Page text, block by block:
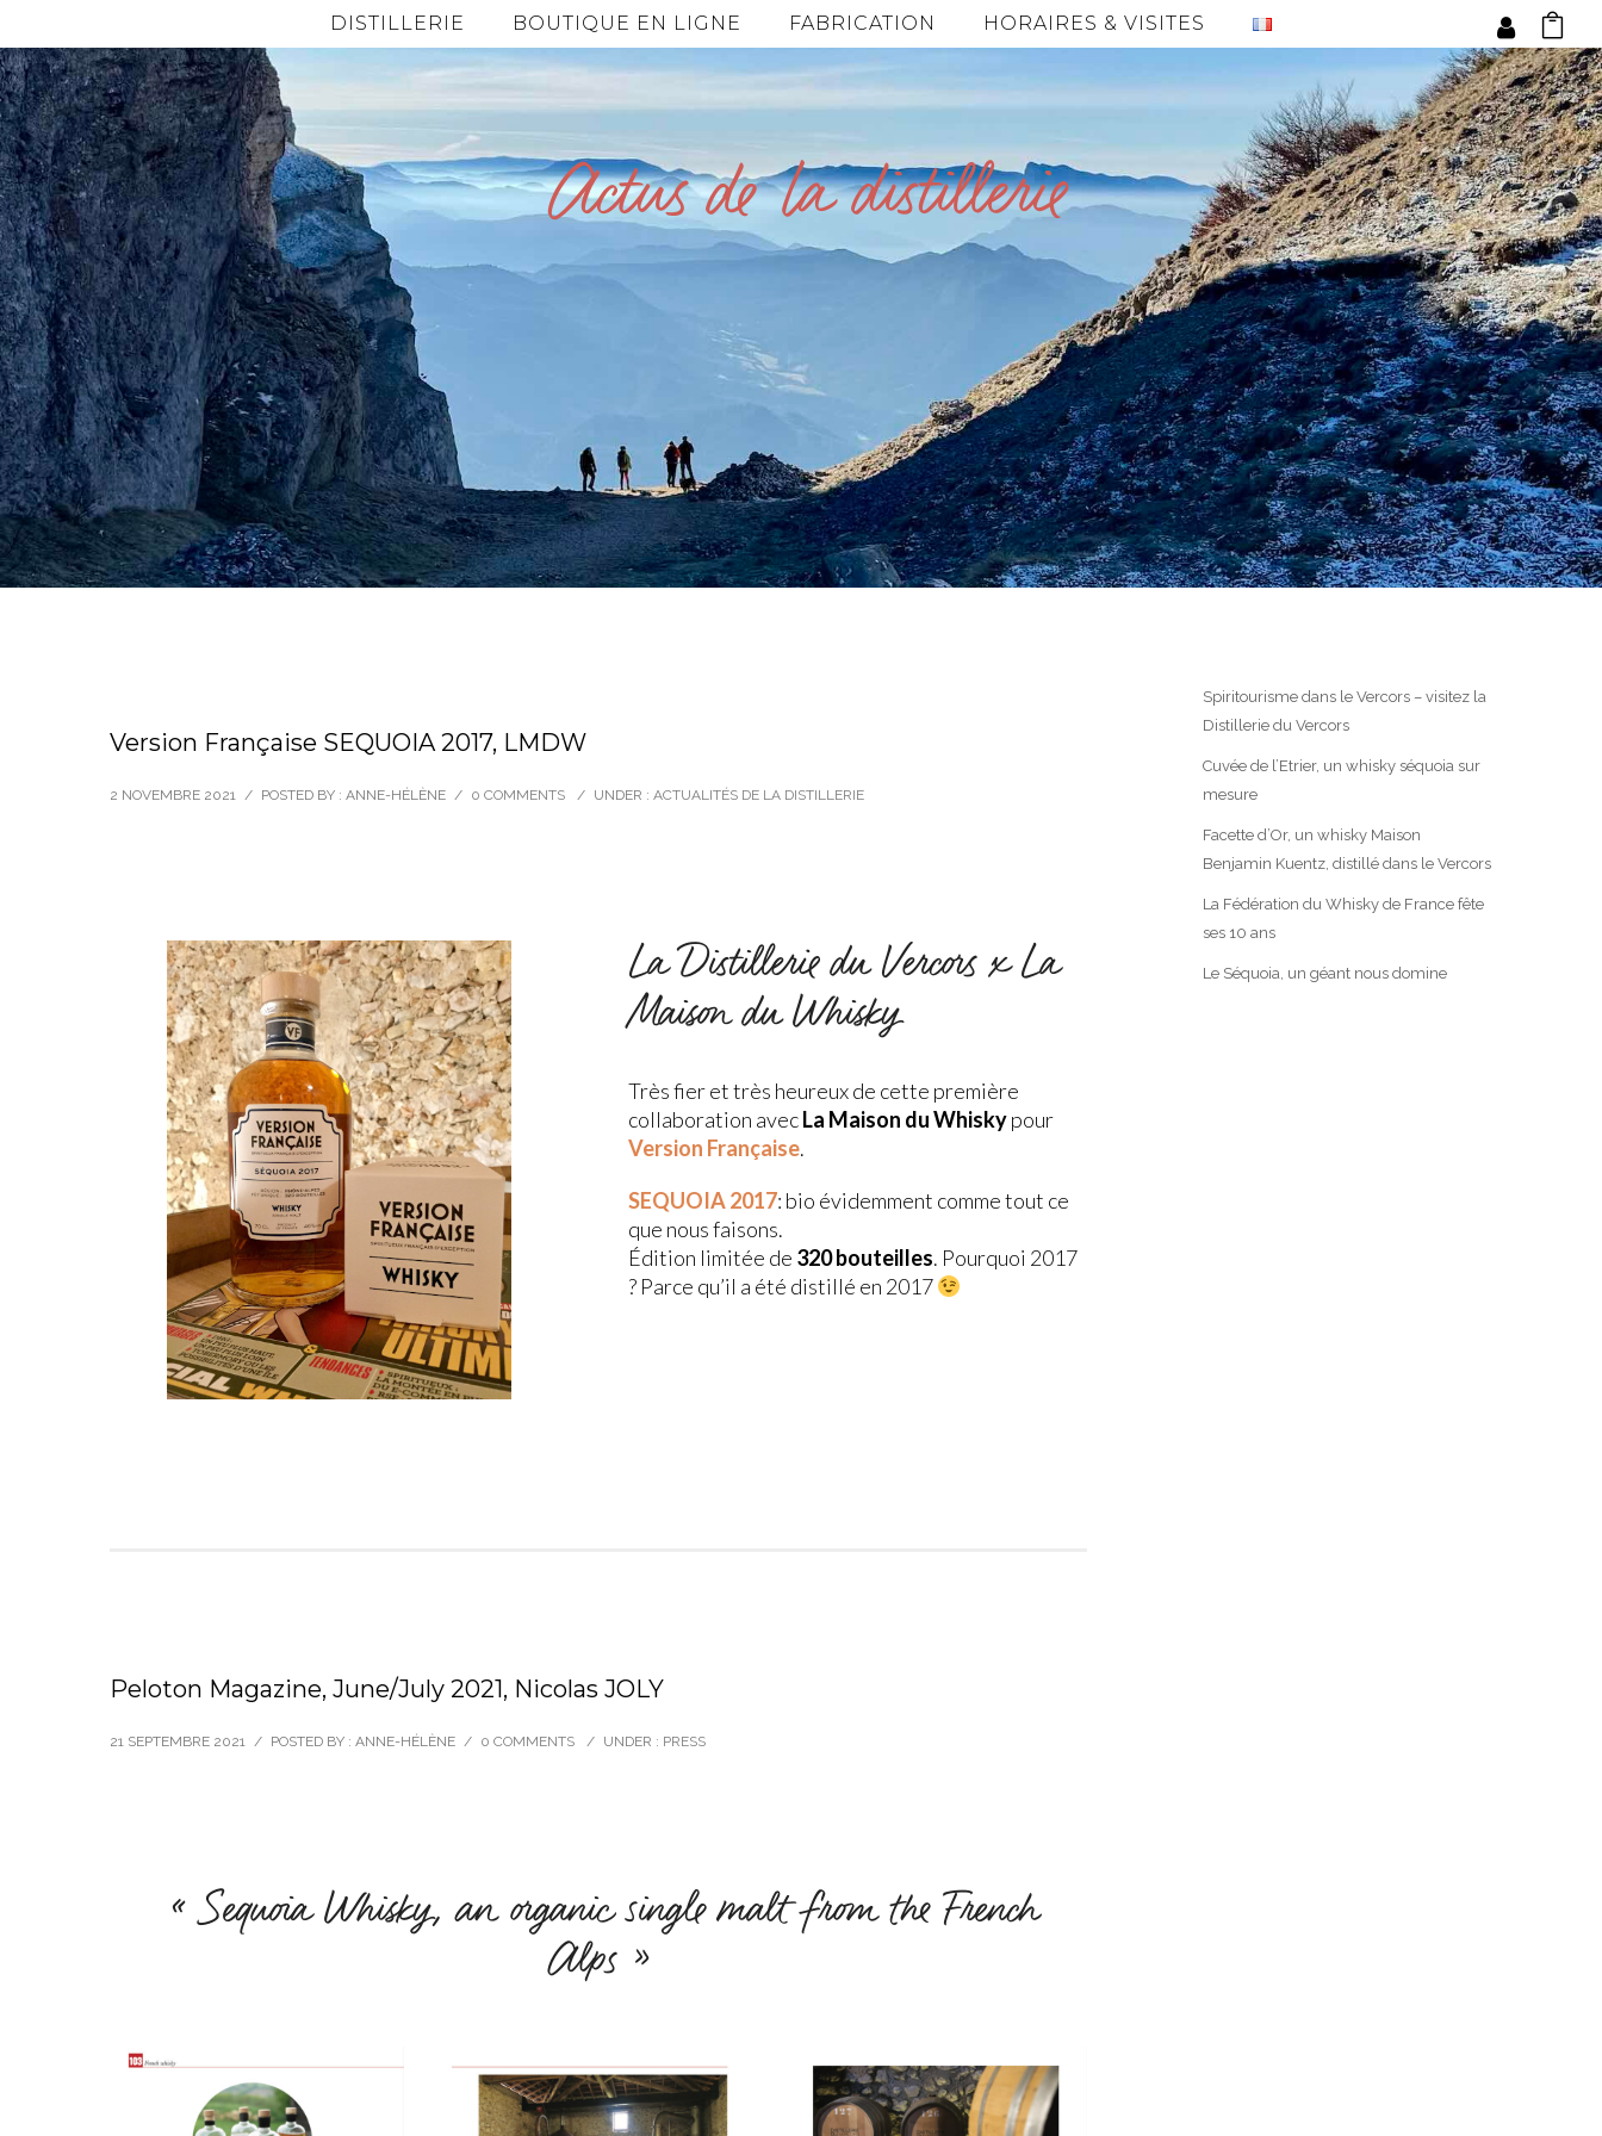
DISTILLERIE BOUTIQUE EN LIGNE FABRICATION HORAIRES & VISITES
Actus de la distillerie
Version Française SEQUOIA 2017, LMDW
2 NOVEMBRE 2021 / POSTED BY : ANNE-HÉLÈNE / 0 COMMENTS / UNDER : ACTUALITÉS DE LA DISTILLERIE
La Distillerie du Vercors x La
Maison du Whisky
Très fier et très heureux de cette première
collaboration avecLa Maison du Whiskypour
Version Française.
SEQUOIA 2017: bio évidemment comme tout ce
que nous faisons.
Édition limitée de 320 bouteilles. Pourquoi 2017
? Parce qu’il a été distillé en 2017
Peloton Magazine, June/July 2021, Nicolas JOLY
21 SEPTEMBRE 2021 / POSTED BY : ANNE-HÉLÈNE / 0 COMMENTS / UNDER : PRESS
« Sequoia Whisky, an organic single malt from the French
Alps »
Spiritourisme dans le Vercors – visitez la
Distillerie du Vercors
Cuvée de l’Etrier, un whisky séquoia sur
mesure
Facette d’Or, un whisky Maison
Benjamin Kuentz, distillé dans le Vercors
La Fédération du Whisky de France fête
ses 10 ans
Le Séquoia, un géant nous domine